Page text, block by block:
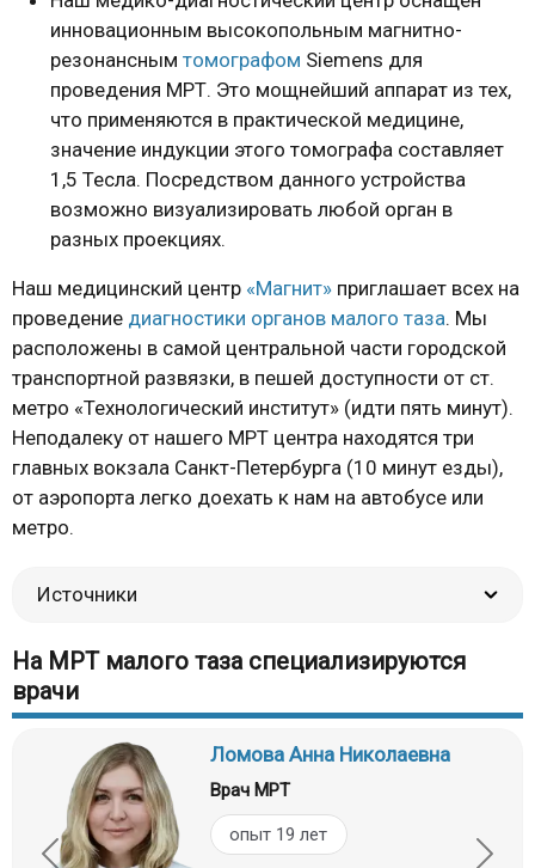
инновационным высокопольным магнитно-
резонансным томографом Siemens для
проведения МРТ. Это мощнейший аппарат из тех,
что применяются в практической медицине,
значение индукции этого томографа составляет
1,5 Тесла. Посредством данного устройства
возможно визуализировать любой орган в
разных проекциях.
Наш медицинский центр «Магнит» приглашает всех на
проведение диагностики органов малого таза. Мы
расположены в самой центральной части городской
транспортной развязки, в пешей доступности от ст.
метро «Технологический институт» (идти пять минут).
Неподалеку от нашего МРТ центра находятся три
главных вокзала Санкт-Петербурга (10 минут езды),
от аэропорта легко доехать к нам на автобусе или
метро.
Источники
На МРТ малого таза специализируются
врачи
Ломова Анна Николаевна
Врач МРТ
опыт 19 лет